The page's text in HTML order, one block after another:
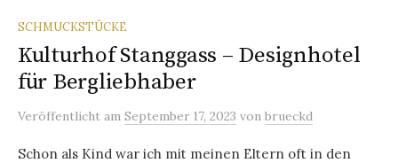
SCHMUCKSTÜCKE
Kulturhof Stanggass – Designhotel
für Bergliebhaber
Veröffentlicht am September 17, 2023 von brueckd
Schon als Kind war ich mit meinen Eltern oft in den